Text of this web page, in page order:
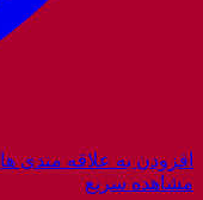
افزودن به علاقه مندی ها
مشاهده سریع